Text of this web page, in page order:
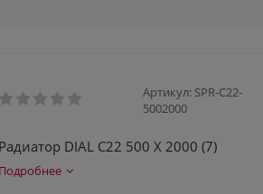
Артикул: SPR-C22-
5002000
Радиатор DIAL С22 500 X 2000 (7)
Подробнее